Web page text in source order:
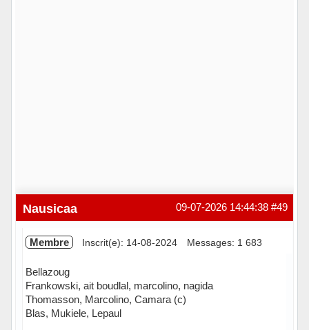
#49
09-07-2026 14:44:38
Nausicaa
Membre Inscrit(e): 14-08-2024 Messages: 1 683
Bellazoug
Frankowski, ait boudlal, marcolino, nagida
Thomasson, Marcolino, Camara (c)
Blas, Mukiele, Lepaul